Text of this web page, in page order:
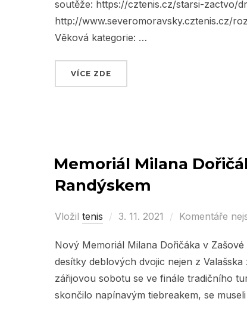
soutěže: https://cztenis.cz/starsi-zactvo/
http://www.severomoravsky.cztenis.cz/
Věková kategorie: …
VÍCE ZDE
Memoriál Milana
Randýskem
Vložil tenis
Posted
3. 11. 2021 Komentáře
Nový Memoriál Milana Dořičáka v
desítky deblových dvojic nejen z
zářijovou sobotu se ve finále tradičního
skončilo napínavým tiebreakem, se